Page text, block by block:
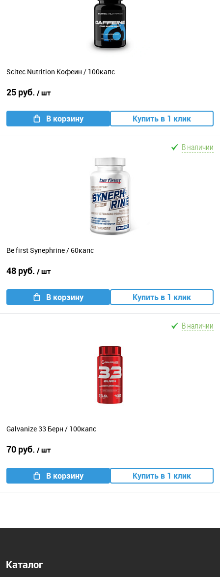
Scitec Nutrition Кофеин / 100капс
25 руб. / шт
В корзину Купить в 1 клик
В наличии
Be first Synephrine / 60капс
48 руб. / шт
В корзину Купить в 1 клик
В наличии
Galvanize 33 Берн / 100капс
70 руб. / шт
В корзину Купить в 1 клик
Каталог